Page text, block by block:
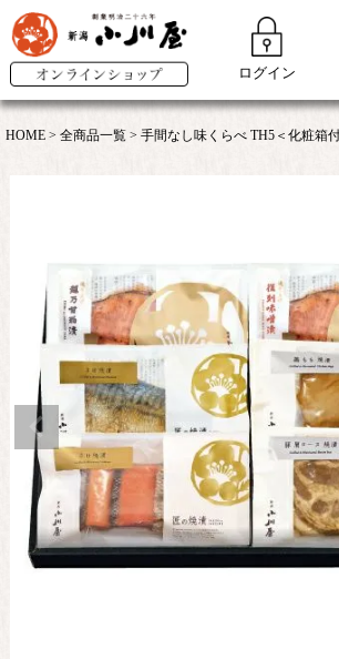
ログイン
HOME 全商品一覧 手間なし味くらべ TH5＜化粧箱